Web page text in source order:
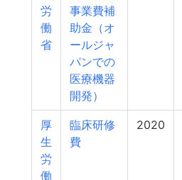
労
働
省
事業費補
助金（オ
ールジャ
パンでの
医療機器
開発）
厚
生
労
働
臨床研修
費
2020